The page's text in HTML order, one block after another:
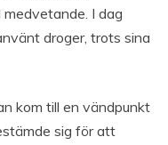
I dag
droger, trots sina
kom till en vändpunkt
sig för att